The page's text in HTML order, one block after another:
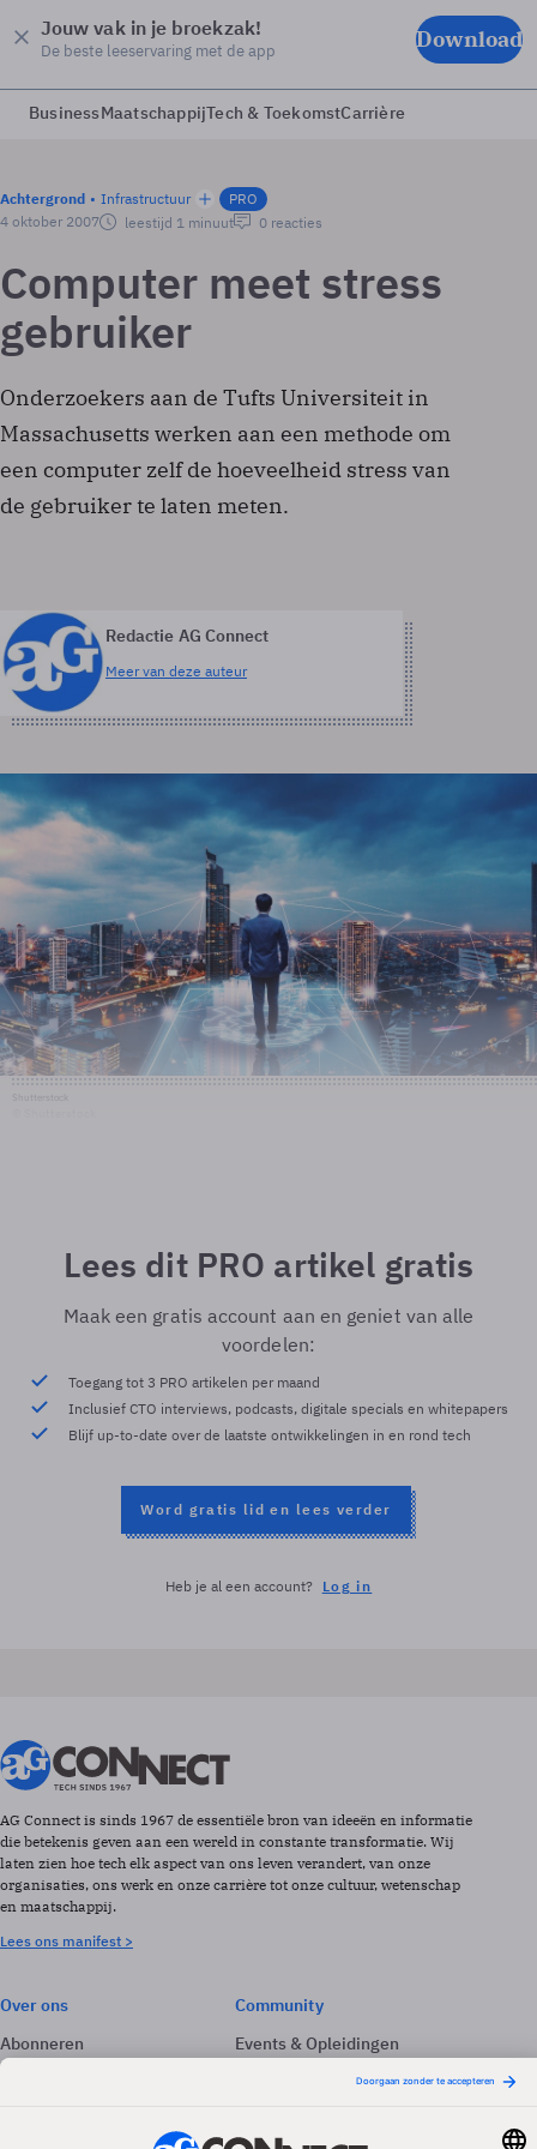
Jouw vak in je broekzak!
De beste leeservaring met de app Download
BusinessMaatschappijTech & ToekomstCarrière
Achtergrond Infrastructuur
PRO
4 oktober 2007
leestijd 1 minuut 0 reacties
Computer meet stress
gebruiker
Onderzoekers aan de Tufts Universiteit in
Massachusetts werken aan een methode om
een computer zelf de hoeveelheid stress van
de gebruiker te laten meten.
Redactie AG Connect
Meer van deze auteur
Lees dit PRO artikel gratis
Maak een gratis account aan en geniet van alle
voordelen:
Toegang tot 3 PRO artikelen per maand
Inclusief CTO interviews, podcasts, digitale specials en whitepapers
Blijf up-to-date over de laatste ontwikkelingen in en rond tech
Word gratis lid en lees verder
Heb je al een account? Log in
AG Connect is sinds 1967 de essentiële bron van ideeën en informatie
die betekenis geven aan een wereld in constante transformatie. Wij
laten zien hoe tech elk aspect van ons leven verandert, van onze
organisaties, ons werk en onze carrière tot onze cultuur, wetenschap
en maatschappij.
Lees ons manifest >
Over ons
Abonneren
Adverteren
Community
Events & Opleidingen